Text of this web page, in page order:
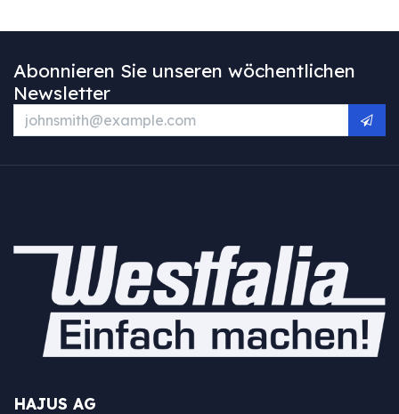
Abonnieren Sie unseren wöchentlichen
Newsletter
HAJUS AG